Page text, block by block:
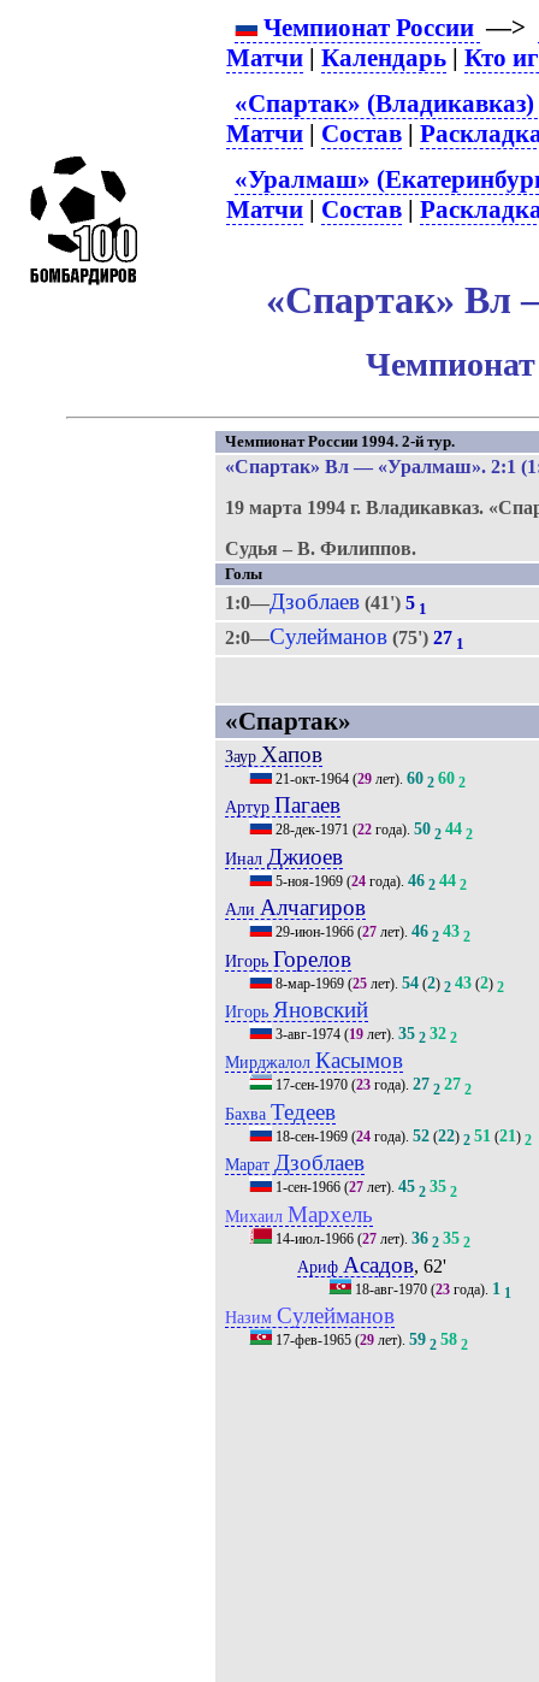
Чемпионат России —>
Матчи |Календарь |Кто
«Спартак» (Владикавказ)
Матчи | Состав |
«Уралмаш»
Матчи | Состав |
«Спартак» Вл
Чемпионат
Чемпионат России 1994. 2-й тур.
«Спартак» Вл— «Уралмаш». 2:1
19 марта 1994 г. Владикавказ.
Судья – В. Филиппов.
Голы
1:0—Дзоблаев(41') 5 1
2:0—Сулейманов(75') 27 1
«Спартак»
Заур Хапов
21-окт-1964(29лет). 60 2 60 2
Артур Пагаев
28-дек-1971 (22года). 50 2 44 2
Инал Джиоев
5-ноя-1969(24года). 46 2 44 2
Али Алчагиров
29-июн-1966(27лет). 46 2 43 2
Игорь Горелов
8-мар-1969(25лет). 54(2) 2 43(2) 2
Игорь Яновский
3-авг-1974(19лет). 35 2 32 2
Мирджалол Касымов
17-сен-1970(23года). 27 2 27 2
Бахва Тедеев
18-сен-1969(24года). 52(22) 2 51 (21) 2
Марат Дзоблаев
1-сен-1966(27лет). 45 2 35 2
Михаил Мархель
14-июл-1966(27лет). 36 2 35 2
Ариф Асадов, 62'
18-авг-1970 (23 года). 1 1
Назим Сулейманов
17-фев-1965(29лет). 59 2 58 2